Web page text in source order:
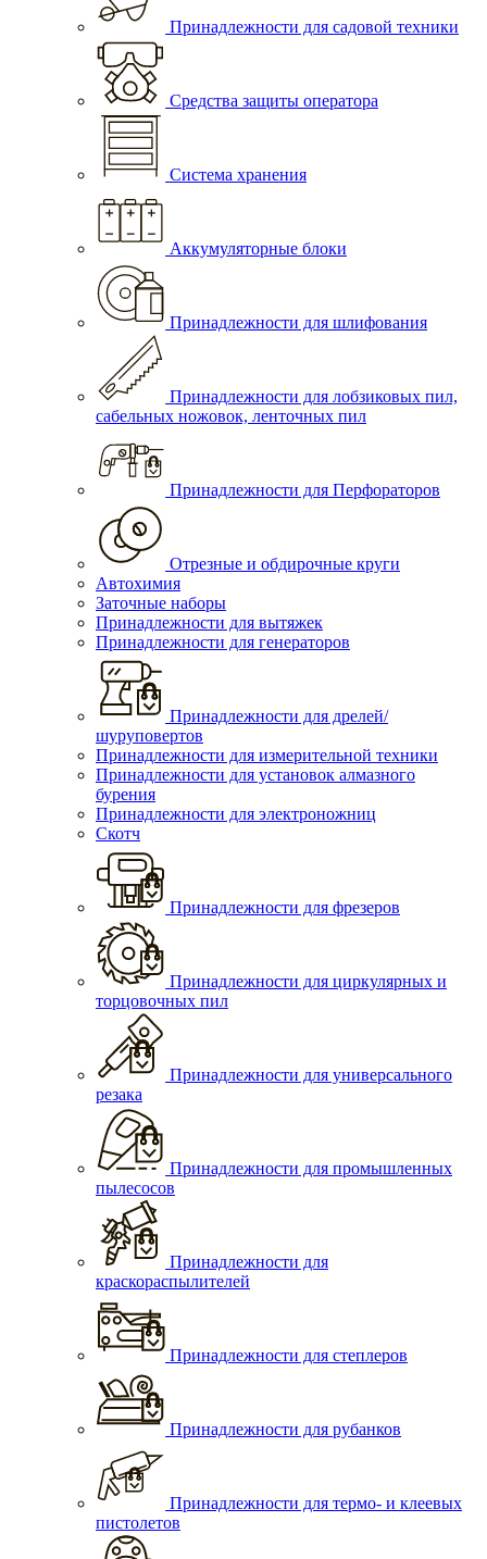
Принадлежности для садовой техники
Средства защиты оператора
Система хранения
Аккумуляторные блоки
Принадлежности для шлифования
Принадлежности для лобзиковых пил,
сабельных ножовок, ленточных пил
Принадлежности для Перфораторов
Отрезные и обдирочные круги
Автохимия
Заточные наборы
Принадлежности для вытяжек
Принадлежности для генераторов
Принадлежности для дрелей/
шуруповертов
Принадлежности для измерительной техники
Принадлежности для установок алмазного
бурения
Принадлежности для электроножниц
Скотч
Принадлежности для фрезеров
Принадлежности для циркулярных и
торцовочных пил
Принадлежности для универсального
резака
Принадлежности для промышленных
пылесосов
Принадлежности для
краскораспылителей
Принадлежности для степлеров
Принадлежности для рубанков
Принадлежности для термо- и клеевых
пистолетов